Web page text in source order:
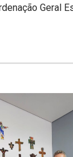
Geral